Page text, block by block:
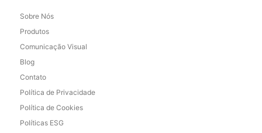
Sobre Nós
Produtos
Comunicação Visual
Blog
Contato
Política de Privacidade
Política de Cookies
Políticas ESG